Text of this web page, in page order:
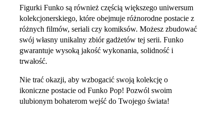
Figurki Funko są również częścią większego uniwersum
kolekcjonerskiego, które obejmuje różnorodne postacie z
różnych filmów, seriali czy komiksów. Możesz zbudować
swój własny unikalny zbiór gadżetów tej serii. Funko
gwarantuje wysoką jakość wykonania, solidność i
trwałość.
Nie trać okazji, aby wzbogacić swoją kolekcję o
ikoniczne postacie od Funko Pop! Pozwól swoim
ulubionym bohaterom wejść do Twojego świata!